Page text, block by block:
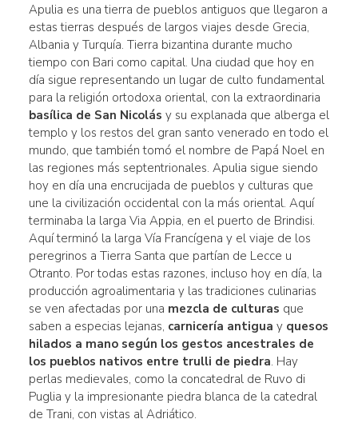
Apulia es una tierra de pueblos antiguos que llegaron a
estas tierras después de largos viajes desde Grecia,
Albania y Turquía. Tierra bizantina durante mucho
tiempo con Bari como capital. Una ciudad que hoy en
día sigue representando un lugar de culto fundamental
para la religión ortodoxa oriental, con la extraordinaria
basílica de San Nicolás y su explanada que alberga el
templo y los restos del gran santo venerado en todo el
mundo, que también tomó el nombre de Papá Noel en
las regiones más septentrionales. Apulia sigue siendo
hoy en día una encrucijada de pueblos y culturas que
une la civilización occidental con la más oriental. Aquí
terminaba la larga Via Appia, en el puerto de Brindisi.
Aquí terminó la larga Vía Francígena y el viaje de los
peregrinos a Tierra Santa que partían de Lecce u
Otranto. Por todas estas razones, incluso hoy en día, la
producción agroalimentaria y las tradiciones culinarias
se ven afectadas por una mezcla de culturas que
saben a especias lejanas, carnicería antigua y quesos
hilados a mano según los gestos ancestrales de
los pueblos nativos entre trulli de piedra. Hay
perlas medievales, como la concatedral de Ruvo di
Puglia y la impresionante piedra blanca de la catedral
de Trani, con vistas al Adriático.